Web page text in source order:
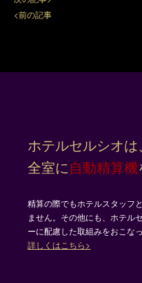
<前の記事
ホテルセルシオは、
全室に自動精算機
精算の際でもホテルスタッフ
ません。その他にも、ホテル
ーに配慮した取組みをおこな
詳しくはこちら>